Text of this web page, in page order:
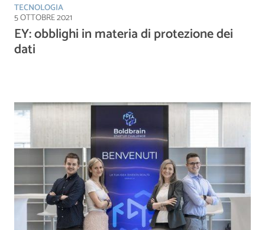
TECNOLOGIA
5 OTTOBRE 2021
EY: obblighi in materia di protezione dei
dati